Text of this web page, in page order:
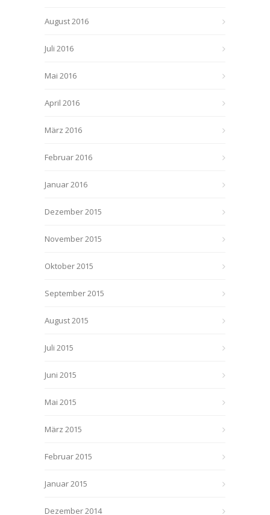
August 2016
Juli 2016
Mai 2016
April 2016
März 2016
Februar 2016
Januar 2016
Dezember 2015
November 2015
Oktober 2015
September 2015
August 2015
Juli 2015
Juni 2015
Mai 2015
März 2015
Februar 2015
Januar 2015
Dezember 2014